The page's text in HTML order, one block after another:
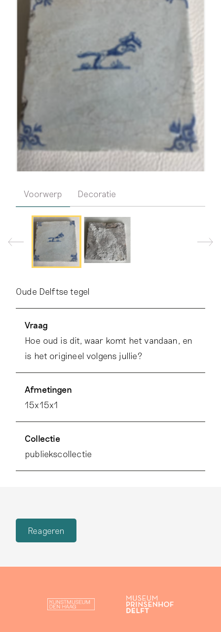
Voorwerp Decoratie
Oude Delftse tegel
Vraag
Hoe oud is dit, waar komt het vandaan, en
is het origineel volgens jullie?
Afmetingen
15x15x1
Collectie
publiekscollectie
Reageren